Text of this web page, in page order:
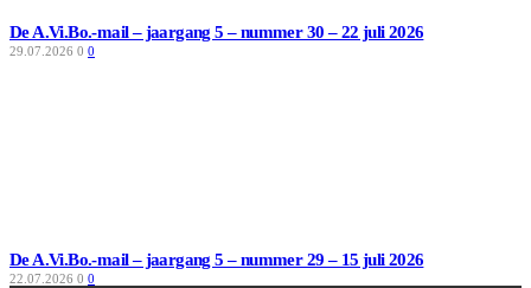
De A.Vi.Bo.-mail – jaargang 5 – nummer 30 – 22 juli 2026
29.07.2026 0 0
De A.Vi.Bo.-mail – jaargang 5 – nummer 29 – 15 juli 2026
22.07.2026 0 0